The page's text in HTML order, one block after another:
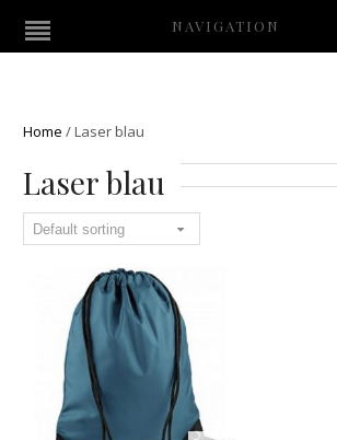
NAVIGATION
Home /Laser blau
Laser blau